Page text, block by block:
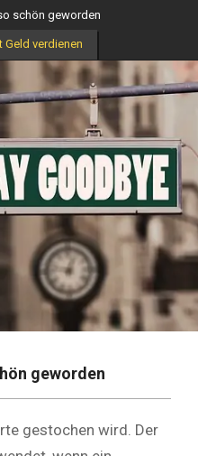
schön geworden
Geld verdienen
geworden
gestochen wird. Der